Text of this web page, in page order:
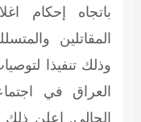
باتجاه إحكام
المقاتلين
وذلك تنفيذا
العراق في
الحالي. اعلن